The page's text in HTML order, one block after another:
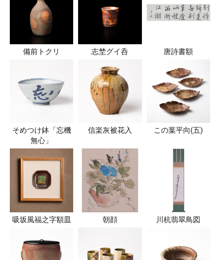
備前トクリ 志埜グイ呑 唐詩書額
そめつけ鉢「忘機
無心」
信楽灰被花入 この葉平向(五)
吸坂風福之字額皿 朝顔 川杭翡翠鳥図